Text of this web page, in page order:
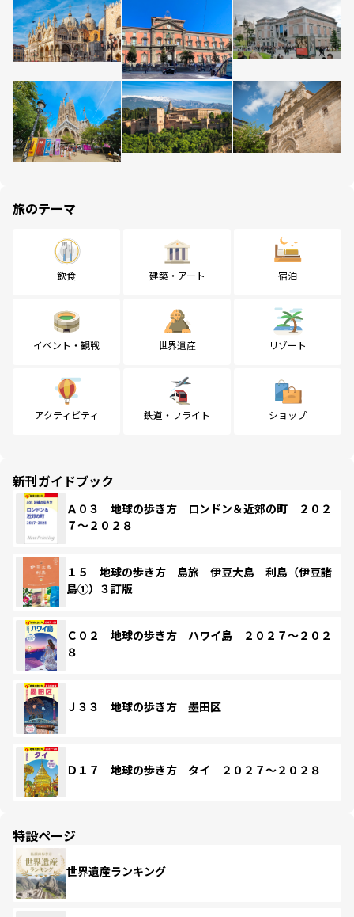
旅のテーマ
飲食 建築・アート 宿泊
イベント・観戦 世界遺産 リゾート
アクティビティ 鉄道・フライト ショップ
新刊ガイドブック
Ａ０３ 地球の歩き方 ロンドン＆近郊の町 ２０２
７～２０２８
１５ 地球の歩き方 島旅 伊豆大島 利島（伊豆諸
島①）３訂版
Ｃ０２ 地球の歩き方 ハワイ島 ２０２７～２０２
８
Ｊ３３ 地球の歩き方 墨田区
Ｄ１７ 地球の歩き方 タイ ２０２７～２０２８
特設ページ
世界遺産ランキング